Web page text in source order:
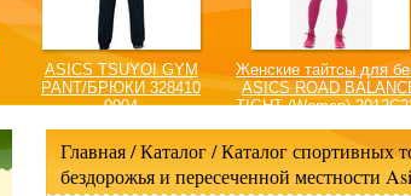
ASICS TSUYOI GYM
PANT/БРЮКИ 328410
0904
Женские тайтсы для
ASICS ROAD
TIGHT (Women)
Главная/ Каталог /Каталог спортивных
бездорожья и пересеченной местности